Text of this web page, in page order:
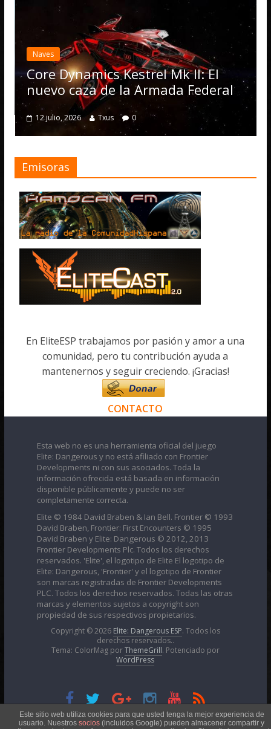
Kestrel Mk II: El
la Armada Federal
0
Elite Dangerous
actualización
Operations, el
numerosas
4 julio, 2026
Emisoras
En EliteESP trabajamos por pasión y amor a una
comunidad, pero tu contribución ayuda a
mantenernos y seguir creciendo. ¡Gracias!
CONTACTO
Esta web no es una herramienta oficial del juego
Elite: Dangerous y no está afiliado con Frontier
Developments ni con sus asociados. Toda la
información ofrecida está basada en información
disponible públicamente y puede no ser
completamente correcta.
Elite © 1984 David Braben & Ian Bell. Frontier © 1993
David Braben, Frontier: First Encounters © 1995
David Braben y Elite: Dangerous © 2012, 2013
Frontier Developments Plc. Todos los derechos
reservados. 'Elite', el logotipo de Elite El logotipo de
Elite: Dangerous, 'Frontier' y el logotipo de Frontier
son marcas registradas de Frontier Developments
PLC. Todos los derechos reservados. Todas las otras
marcas y elementos sujetos a copyright son
propiedad de sus respectivos propietarios.
Copyright © 2026 Elite: Dangerous ESP . Todos los
derechos reservados..
Tema: ColorMag porThemeGrill . Potenciado por
WordPress
Esta obra está bajo unaLicencia Creative Commons
Este sitio web utiliza cookies para que usted tenga la mejor experiencia de
usuario. Nuestros socios (incluidos Google) pueden almacener compartir y